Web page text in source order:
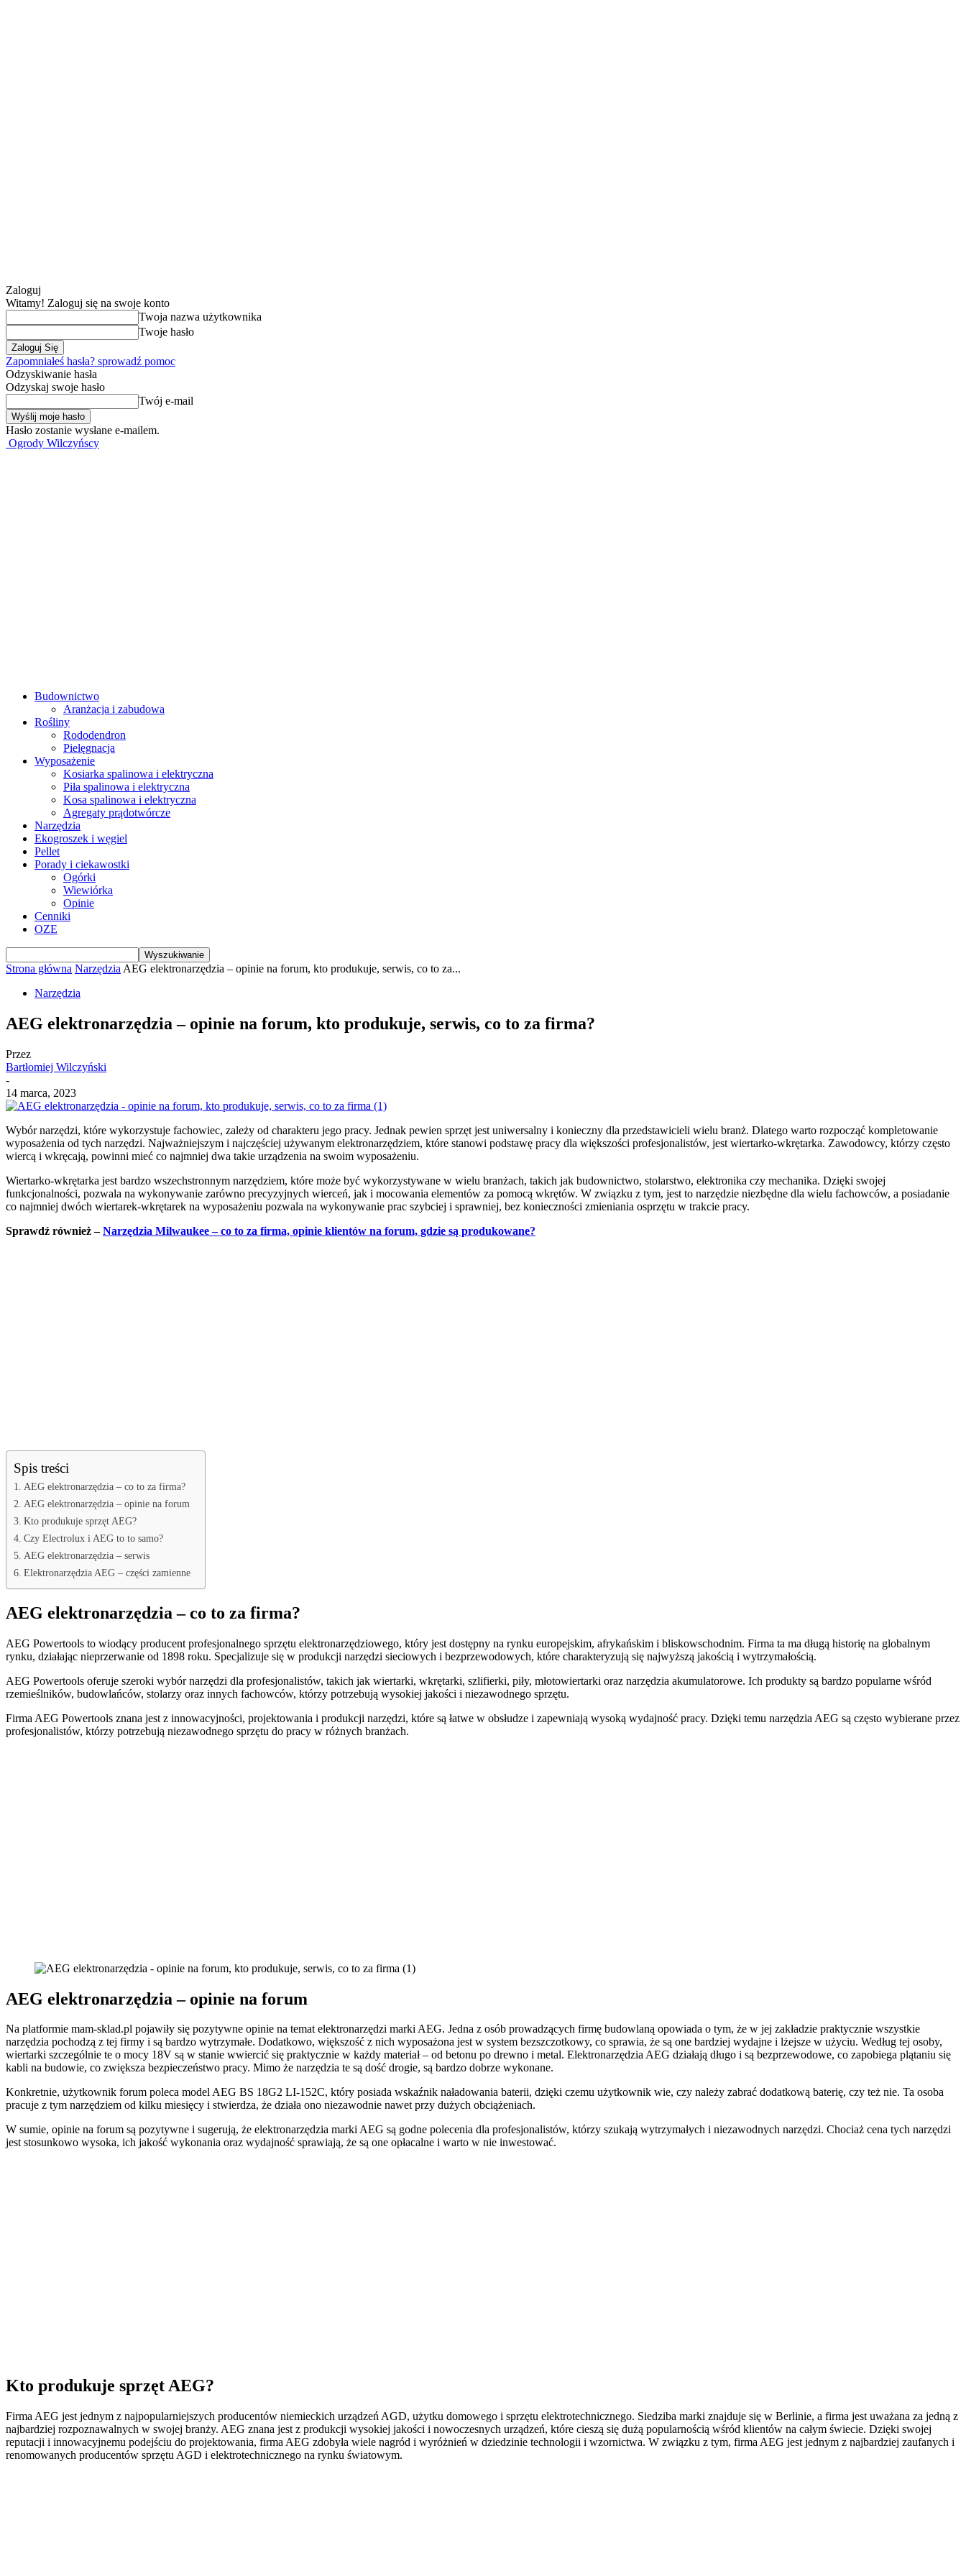
Zaloguj
Witamy! Zaloguj się na swoje konto
Twoja nazwa użytkownika
Twoje hasło
Zapomniałeś hasła? sprowadź pomoc
Odzyskiwanie hasła
Odzyskaj swoje hasło
Twój e-mail
Hasło zostanie wysłane e-mailem.
Ogrody Wilczyńscy
Budownictwo
Aranżacja i zabudowa
Rośliny
Rododendron
Pielęgnacja
Wyposażenie
Kosiarka spalinowa i elektryczna
Piła spalinowa i elektryczna
Kosa spalinowa i elektryczna
Agregaty prądotwórcze
Narzędzia
Ekogroszek i węgiel
Pellet
Porady i ciekawostki
Ogórki
Wiewiórka
Opinie
Cenniki
OZE
Strona główna Narzędzia AEG elektronarzędzia – opinie na forum, kto produkuje, serwis, co to za...
Narzędzia
AEG elektronarzędzia – opinie na forum, kto produkuje, serwis, co to za firma?
Przez
Bartłomiej Wilczyński
-
14 marca, 2023
Wybór narzędzi, które wykorzystuje fachowiec, zależy od charakteru jego pracy. Jednak pewien sprzęt jest uniwersalny i konieczny dla przedstawicieli wielu branż. Dlatego warto rozpocząć kompletowanie
wyposażenia od tych narzędzi. Najważniejszym i najczęściej używanym elektronarzędziem, które stanowi podstawę pracy dla większości profesjonalistów, jest wiertarko-wkrętarka. Zawodowcy, którzy często
wiercą i wkręcają, powinni mieć co najmniej dwa takie urządzenia na swoim wyposażeniu.
Wiertarko-wkrętarka jest bardzo wszechstronnym narzędziem, które może być wykorzystywane w wielu branżach, takich jak budownictwo, stolarstwo, elektronika czy mechanika. Dzięki swojej
funkcjonalności, pozwala na wykonywanie zarówno precyzyjnych wierceń, jak i mocowania elementów za pomocą wkrętów. W związku z tym, jest to narzędzie niezbędne dla wielu fachowców, a posiadanie
co najmniej dwóch wiertarek-wkrętarek na wyposażeniu pozwala na wykonywanie prac szybciej i sprawniej, bez konieczności zmieniania osprzętu w trakcie pracy.
Sprawdź również –Narzędzia Milwaukee – co to za firma, opinie klientów na forum, gdzie są produkowane?
Spis treści
AEG elektronarzędzia – co to za firma?
AEG elektronarzędzia – opinie na forum
Kto produkuje sprzęt AEG?
Czy Electrolux i AEG to to samo?
AEG elektronarzędzia – serwis
Elektronarzędzia AEG – części zamienne
AEG elektronarzędzia – co to za firma?
AEG Powertools to wiodący producent profesjonalnego sprzętu elektronarzędziowego, który jest dostępny na rynku europejskim, afrykańskim i bliskowschodnim. Firma ta ma długą historię na globalnym
rynku, działając nieprzerwanie od 1898 roku. Specjalizuje się w produkcji narzędzi sieciowych i bezprzewodowych, które charakteryzują się najwyższą jakością i wytrzymałością.
AEG Powertools oferuje szeroki wybór narzędzi dla profesjonalistów, takich jak wiertarki, wkrętarki, szlifierki, piły, młotowiertarki oraz narzędzia akumulatorowe. Ich produkty są bardzo popularne wśród
rzemieślników, budowlańców, stolarzy oraz innych fachowców, którzy potrzebują wysokiej jakości i niezawodnego sprzętu.
Firma AEG Powertools znana jest z innowacyjności, projektowania i produkcji narzędzi, które są łatwe w obsłudze i zapewniają wysoką wydajność pracy. Dzięki temu narzędzia AEG są często wybierane przez
profesjonalistów, którzy potrzebują niezawodnego sprzętu do pracy w różnych branżach.
AEG elektronarzędzia – opinie na forum
Na platformie mam-sklad.pl pojawiły się pozytywne opinie na temat elektronarzędzi marki AEG. Jedna z osób prowadzących firmę budowlaną opowiada o tym, że w jej zakładzie praktycznie wszystkie
narzędzia pochodzą z tej firmy i są bardzo wytrzymałe. Dodatkowo, większość z nich wyposażona jest w system bezszczotkowy, co sprawia, że są one bardziej wydajne i lżejsze w użyciu. Według tej osoby,
wiertarki szczególnie te o mocy 18V są w stanie wwiercić się praktycznie w każdy materiał – od betonu po drewno i metal. Elektronarzędzia AEG działają długo i są bezprzewodowe, co zapobiega plątaniu się
kabli na budowie, co zwiększa bezpieczeństwo pracy. Mimo że narzędzia te są dość drogie, są bardzo dobrze wykonane.
Konkretnie, użytkownik forum poleca model AEG BS 18G2 LI-152C, który posiada wskaźnik naładowania baterii, dzięki czemu użytkownik wie, czy należy zabrać dodatkową baterię, czy też nie. Ta osoba
pracuje z tym narzędziem od kilku miesięcy i stwierdza, że działa ono niezawodnie nawet przy dużych obciążeniach.
W sumie, opinie na forum są pozytywne i sugerują, że elektronarzędzia marki AEG są godne polecenia dla profesjonalistów, którzy szukają wytrzymałych i niezawodnych narzędzi. Chociaż cena tych narzędzi
jest stosunkowo wysoka, ich jakość wykonania oraz wydajność sprawiają, że są one opłacalne i warto w nie inwestować.
Kto produkuje sprzęt AEG?
Firma AEG jest jednym z najpopularniejszych producentów niemieckich urządzeń AGD, użytku domowego i sprzętu elektrotechnicznego. Siedziba marki znajduje się w Berlinie, a firma jest uważana za jedną z
najbardziej rozpoznawalnych w swojej branży. AEG znana jest z produkcji wysokiej jakości i nowoczesnych urządzeń, które cieszą się dużą popularnością wśród klientów na całym świecie. Dzięki swojej
reputacji i innowacyjnemu podejściu do projektowania, firma AEG zdobyła wiele nagród i wyróżnień w dziedzinie technologii i wzornictwa. W związku z tym, firma AEG jest jednym z najbardziej zaufanych i
renomowanych producentów sprzętu AGD i elektrotechnicznego na rynku światowym.